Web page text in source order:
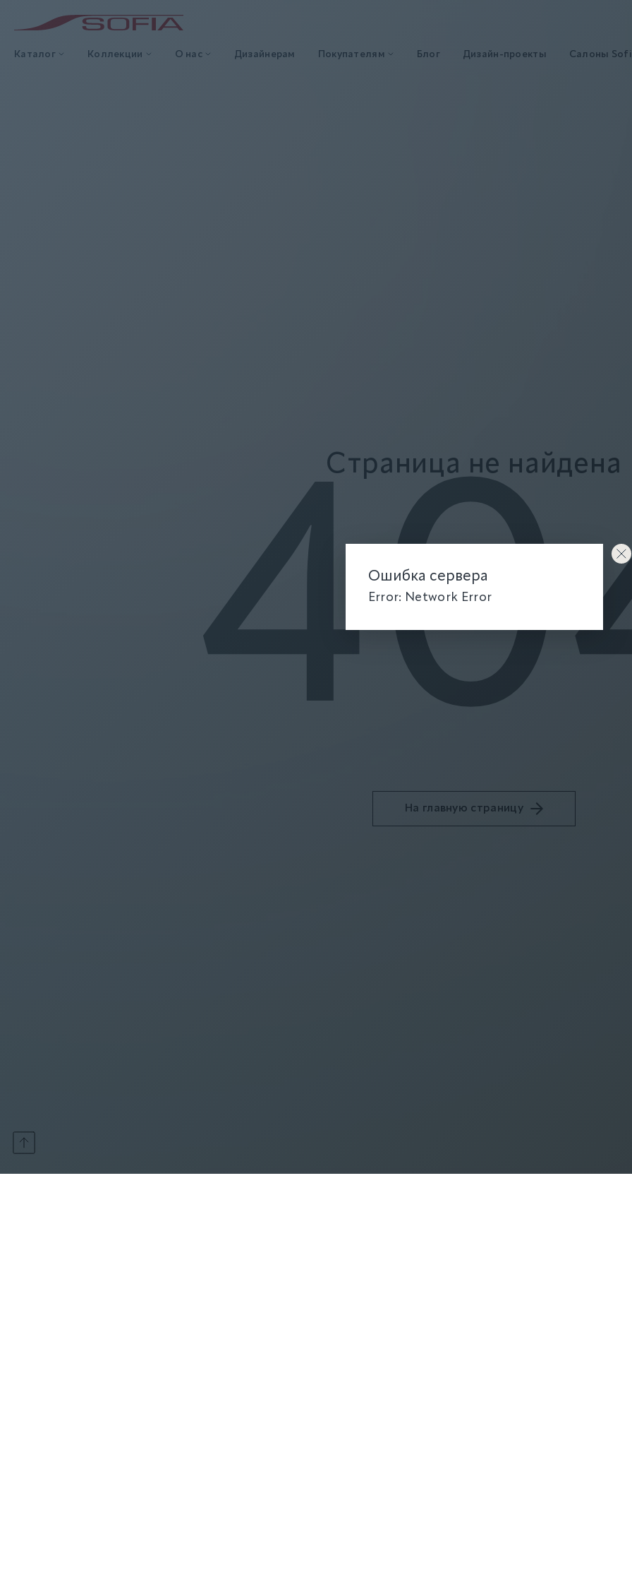
Каталог Коллекции О нас Дизайнерам Покупателям Блог Дизайн-проекты Салоны
Страница не найдена
На главную страницу
Ошибка сервера
Error: Network Error